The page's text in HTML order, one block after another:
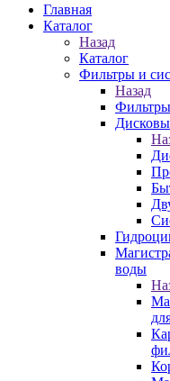
Главная
Каталог
Назад
Каталог
Фильтры и
Назад
воды